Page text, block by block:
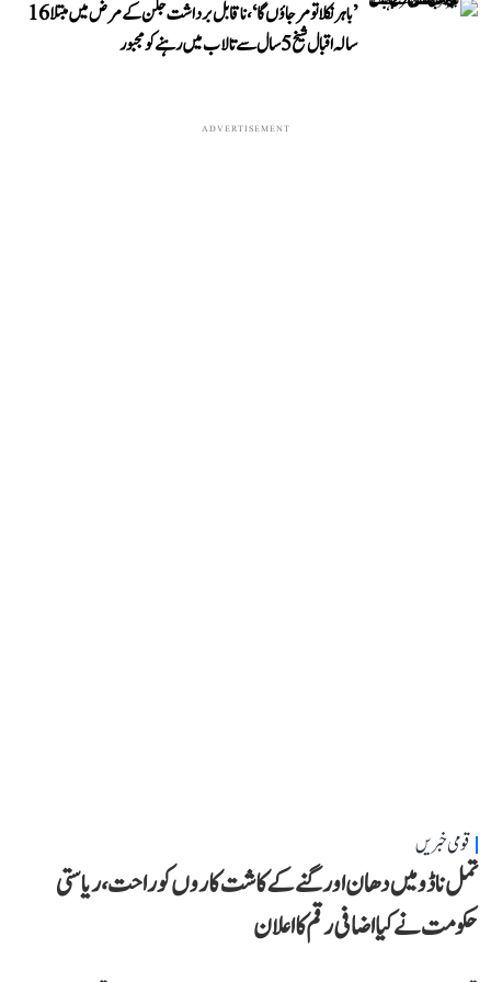
’باہر نکلا تو مر جاؤں گا‘، ناقابل برداشت جلن کے مرض میں مبتلا 16
سالہ اقبال شیخ 5 سال سے تالاب میں رہنے کو مجبور
ADVERTISEMENT
قومی خبریں
تمل ناڈو میں دھان اور گنے کے کاشت کاروں کو راحت، ریاستی
حکومت نے کیا اضافی رقم کا اعلان